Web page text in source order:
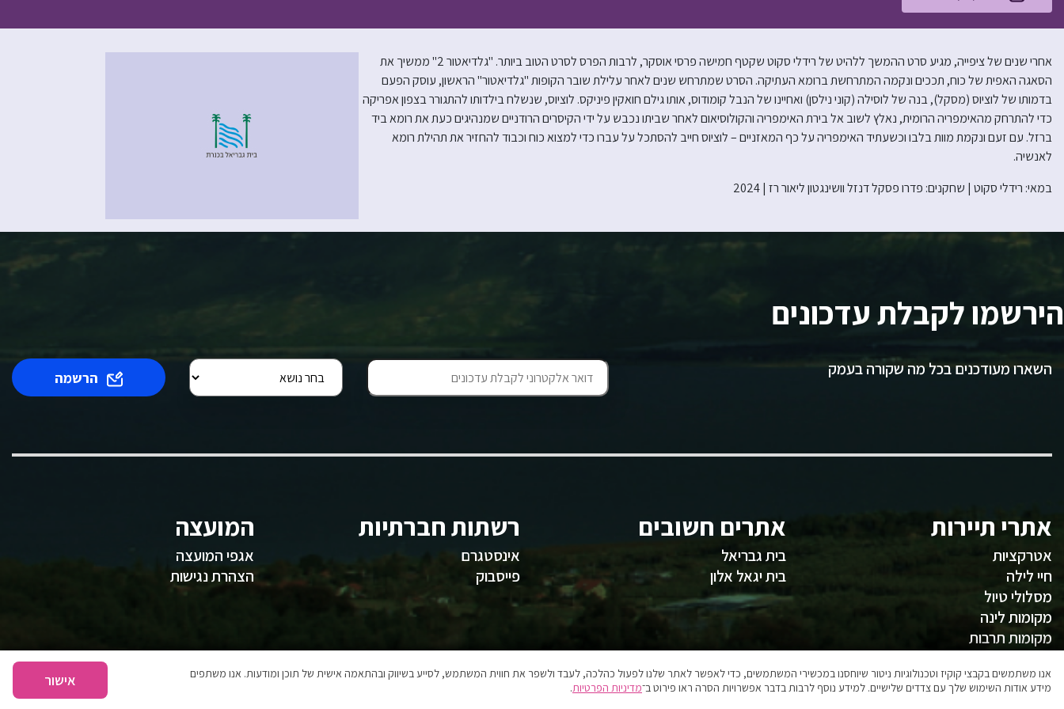
אחרי שנים של ציפייה, מגיע סרט ההמשך ללהיט של רידלי סקוט שקטף חמישה פרסי אוסקר, לרבות הפרס לסרט הטוב ביותר. "גלדיאטור 2" ממשיך את
הסאגה האפית של כוח, תככים ונקמה המתרחשת ברומא העתיקה. הסרט שמתרחש שנים לאחר עלילת שובר הקופות "גלדיאטור" הראשון, עוסק הפעם
בדמותו של לוציוס (מסקל), בנה של לוסילה (קוני נילסן) ואחיינו של הנבל קומודוס, אותו גילם חואקין פיניקס. לוציוס, שנשלח בילדותו להתגורר בצפון אפריקה
כדי להתרחק מהאימפריה הרומית, נאלץ לשוב אל בירת האימפריה והקולוסיאום לאחר שביתו נכבש על ידי הקיסרים הרודניים שמנהיגים כעת את רומא ביד
ברזל. עם זעם ונקמת מוות בלבו וכשעתיד האימפריה על כף המאזניים – לוציוס חייב להסתכל על עברו כדי למצוא כוח וכבוד להחזיר את תהילת רומא
לאנשיה.
במאי: רידלי סקוט | שחקנים: פדרו פסקל דנזל וושינגטון ליאור רז | 2024
הירשמו לקבלת עדכונים
השארו מעודכנים בכל מה שקורה בעמק הרשמה
אתרי תיירות
אטרקציות
חיי לילה
מסלולי טיול
מקומות לינה
מקומות תרבות
אתרים חשובים
בית גבריאל
בית יגאל אלון
רשתות חברתיות
אינסטגרם
פייסבוק
המועצה
אגפי המועצה
הצהרת נגישות
אנו משתמשים בקבצי קוקיז וטכנולוגיות ניטור שיוחסנו במכשירי המשתמשים, כדי לאפשר לאתר שלנו לפעול כהלכה, לעבד ולשפר את חווית המשתמש, לסייע בשיווק ובהתאמה אישית של תוכן ומודעות. אנו משתפים
מידע אודות השימוש שלך עם צדדים שלישיים. למידע נוסף לרבות בדבר אפשרויות הסרה ראו פירוט ב־מדיניות הפרטיות. אישור